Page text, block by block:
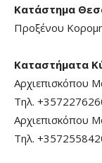
Κατάστημα
Προξένου
Καταστήματα
Αρχιεπισκόπου
Τηλ.
Αρχιεπισκόπου
Τηλ.